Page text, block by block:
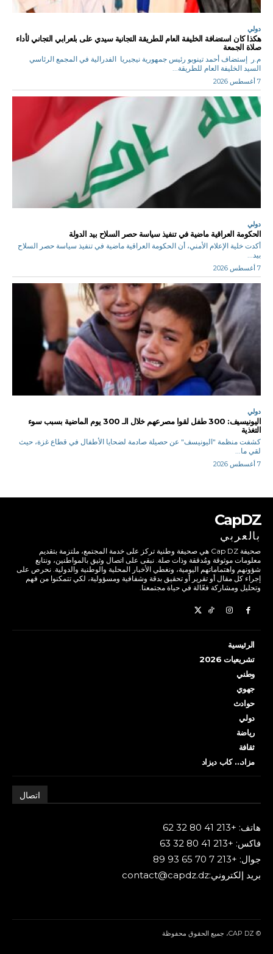
دولي
هكذا كان استضافة الخليفة العام للطريقة التجانية سيدي على بلعرابي التجاني لأداء
صلاة الجمعة
م.ر إستضاف أحمد تينوبو رئيس جمهورية نيجيريا الفدرالية في المجمع الرئاسي
السيد الخليفة العام للطريقة...
7 أغسطس 2026
دولي
الحكومة العراقية ماضية في تنفيذ سياسة حصر السلاح بيد الدولة
أكدت خلية الإعلام الأمني، أن الحكومة العراقية ماضية في تنفيذ سياسة حصر السلاح
بيد...
7 أغسطس 2026
دولي
اليونيسيف: 300 طفل لقوا مصرعهم خلال الـ 300 يوم الماضية بسبب سوء
التغذية
كشفت منظمة "اليونيسف" عن حصيلة صادمة لضحايا الأطفال في قطاع غزة، حيث
لقي ما...
7 أغسطس 2026
CapDZ
بالعربي
صحيفة Cap DZ هي صحيفة وطنية تركز على خدمة المجتمع، ملتزمة بتقديم
معلومات موثوقة ومُدققة وذات صلة. نبقى على اتصال وثيق بالمواطنين، ونتابع
شؤونهم واهتماماتهم اليومية، ونغطي الأخبار المحلية والوطنية والدولية. نحرص على
إجراء كل مقال أو تقرير أو تحقيق بدقة وشفافية ومسؤولية، لكي تتمكنوا من فهم
وتحليل ومشاركة فعّالة في حياة مجتمعنا.
الرئيسية
تشريعيات 2026
وطني
جهوي
حوادث
دولي
رياضة
ثقافة
مزاد… كاب ديزاد
اتصال
هاتف: +213 41 80 32 62
فاكس: +213 41 80 32 63
جوال: +213 7 70 65 93 89
بريد إلكتروني:contact@capdz.dz
© CAP DZ، جميع الحقوق محفوظة